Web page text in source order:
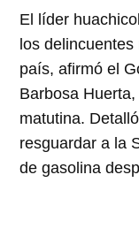
El líder
los
país, afirmó el
Barbosa
matutina.
resguardar a la
de gasolina